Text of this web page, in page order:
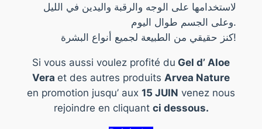
لاستخدامها على الوجه والرقبة واليدين في الليل
وعلى الجسم طوال اليوم.
كنز حقيقي من الطبيعة لجميع أنواع البشرة!
Si vous aussi voulez profité du Gel d’ Aloe
Vera et des autres produits Arvea Nature
en promotion jusqu’ aux 15 JUIN venez nous
rejoindre en cliquant ci dessous.